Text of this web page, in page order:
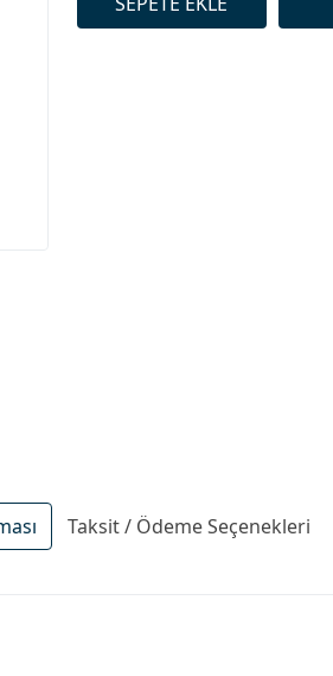
Taksit / Ödeme Seçenekleri